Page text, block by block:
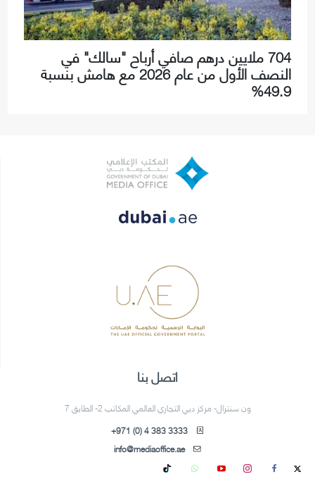
704 ملايين درهم صافي أرباح "سالك" في
النصف الأول من عام 2026 مع هامش بنسبة
49.9%
اتصل بنا
ون سنترال- مركز دبي التجاري العالمي المكاتب 2- الطابق 7
+971 (0) 4 383 3333
info@mediaoffice.ae